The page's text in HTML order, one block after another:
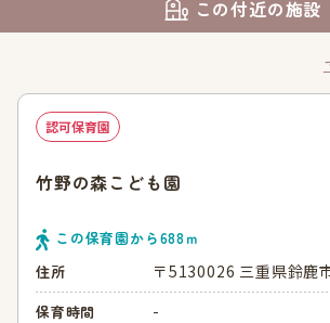
この付近の施設
認可保育園
竹野の森こども園
この保育園から688ｍ
住所
〒5130026 三重県鈴鹿
保育時間 -